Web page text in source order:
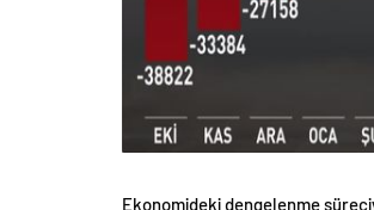
Ekonomideki dengelenme